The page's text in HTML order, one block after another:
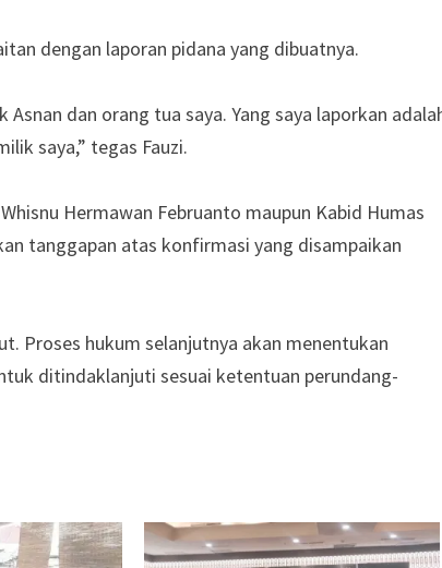
dengan laporan pidana yang dibuatnya.
dan orang tua saya. Yang saya laporkan
saya,” tegas Fauzi.
Hermawan Februanto maupun Kabid Humas
tanggapan atas konfirmasi yang disampaikan
Proses hukum selanjutnya akan menentukan
ditindaklanjuti sesuai ketentuan perundang-